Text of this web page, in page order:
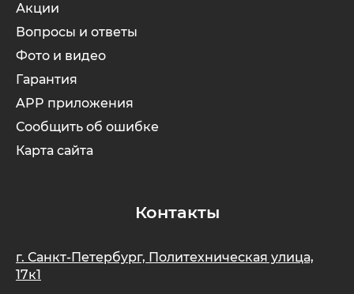
Акции
Вопросы и ответы
Фото и видео
Гарантия
APP приложения
Сообщить об ошибке
Карта сайта
Контакты
г. Санкт-Петербург, Политехническая улица,
17к1